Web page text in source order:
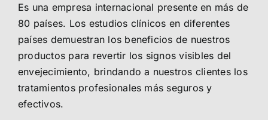
Es una empresa internacional presente en más de
80 países. Los estudios clínicos en diferentes
países demuestran los beneficios de nuestros
productos para revertir los signos visibles del
envejecimiento, brindando a nuestros clientes los
tratamientos profesionales más seguros y
efectivos.